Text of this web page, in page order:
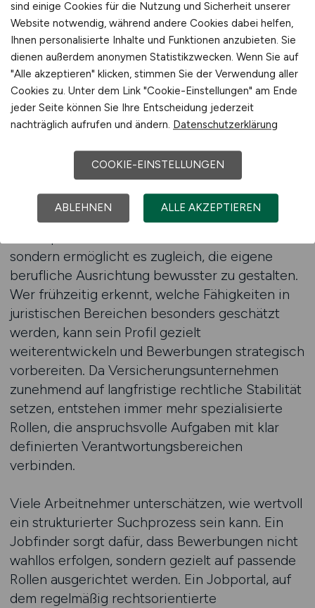
Anforderungen komplex, spezifisch und häufig
sehr detailliert formuliert sind, spielt eine
präzise Suchfunktion eine entscheidende Rolle.
Arbeitnehmer können gezielt nach Tätigkeiten
suchen, die sich mit Vertragsrecht,
regulatorischen Aufgaben, interner Beratung
oder der Begleitung von
entsteht ein sehr klarer Überblick, der
Bewerbern Sicherheit und Orientierung bietet.
Ein strukturierter Suchprozess hilft nicht nur
sondern ermöglicht es zugleich, die eigene
berufliche Ausrichtung bewusster zu gestalten.
Wer frühzeitig erkennt, welche Fähigkeiten in
juristischen Bereichen besonders geschätzt
werden, kann sein Profil gezielt
weiterentwickeln und Bewerbungen strategisch
vorbereiten. Da Versicherungsunternehmen
zunehmend auf langfristige rechtliche Stabilität
setzen, entstehen immer mehr spezialisierte
Rollen, die anspruchsvolle Aufgaben mit klar
definierten Verantwortungsbereichen
verbinden.
Viele Arbeitnehmer unterschätzen, wie wertvoll
ein strukturierter Suchprozess sein kann. Ein
Jobfinder sorgt dafür, dass Bewerbungen nicht
wahllos erfolgen, sondern gezielt auf passende
Rollen ausgerichtet werden. Ein Jobportal, auf
dem regelmäßig rechtsorientierte
sind einige Cookies für die Nutzung und Sicherheit unserer
Website notwendig, während andere Cookies dabei helfen,
Ihnen personalisierte Inhalte und Funktionen anzubieten. Sie
dienen außerdem anonymen Statistikzwecken. Wenn Sie auf
"Alle akzeptieren" klicken, stimmen Sie der Verwendung aller
Cookies zu. Unter dem Link "Cookie-Einstellungen" am Ende
jeder Seite können Sie Ihre Entscheidung jederzeit
nachträglich aufrufen und ändern. Datenschutzerklärung
COOKIE-EINSTELLUNGEN
ABLEHNEN ALLE AKZEPTIEREN